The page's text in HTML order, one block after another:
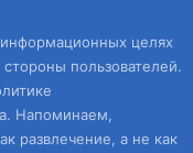
целях
пользователей.
Напоминаем,
развлечение, а не как